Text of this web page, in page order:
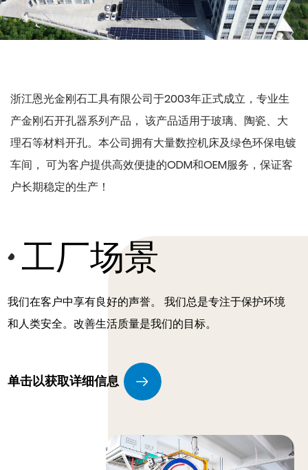
浙江恩光金刚石工具有限公司于2003年正式成立，专业生
产金刚石开孔器系列产品， 该产品适用于玻璃、陶瓷、大
理石等材料开孔。本公司拥有大量数控机床及绿色环保电镀
车间， 可为客户提供高效便捷的ODM和OEM服务，保证客
户长期稳定的生产！
工厂场景
我们在客户中享有良好的声誉。 我们总是专注于保护环境
和人类安全。改善生活质量是我们的目标。
单击以获取详细信息